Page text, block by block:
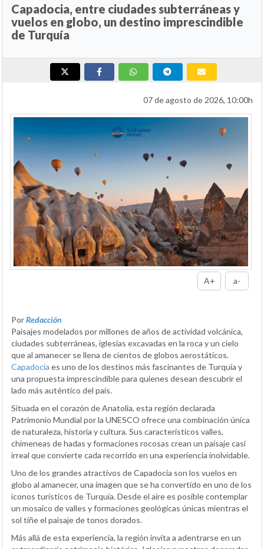
Capadocia, entre ciudades subterráneas y
vuelos en globo, un destino imprescindible
de Turquía
07 de agosto de 2026, 10:00h
A+ a-
PorRedacción
Paisajes modelados por millones de años de actividad volcánica,
ciudades subterráneas, iglesias excavadas en la roca y un cielo
que al amanecer se llena de cientos de globos aerostáticos.
Capadocia es uno de los destinos más fascinantes de Turquía y
una propuesta imprescindible para quienes desean descubrir el
lado más auténtico del país.
Situada en el corazón de Anatolia, esta región declarada
Patrimonio Mundial por la UNESCO ofrece una combinación única
de naturaleza, historia y cultura. Sus característicos valles,
chimeneas de hadas y formaciones rocosas crean un paisaje casi
irreal que convierte cada recorrido en una experiencia inolvidable.
Uno de los grandes atractivos de Capadocia son los vuelos en
globo al amanecer, una imagen que se ha convertido en uno de los
iconos turísticos de Turquía. Desde el aire es posible contemplar
un mosaico de valles y formaciones geológicas únicas mientras el
sol tiñe el paisaje de tonos dorados.
Más allá de esta experiencia, la región invita a adentrarse en un